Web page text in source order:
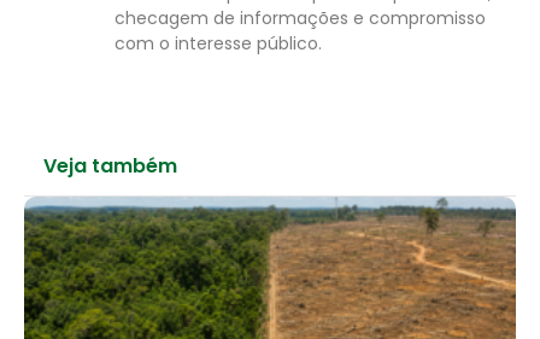
checagem de informações e compromisso
com o interesse público.
Veja também